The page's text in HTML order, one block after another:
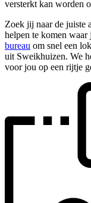
versterkt kan worden
Zoek jij naar de juiste
helpen te komen
bureau om snel een
uit Sweikhuizen. We
voor jou op een rijtje